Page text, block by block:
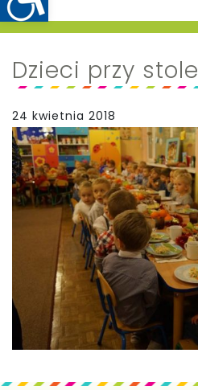
Dzieci przy stole
24 kwietnia 2018